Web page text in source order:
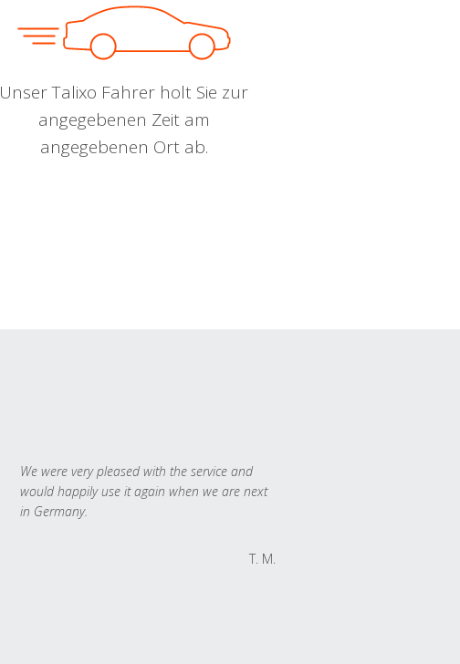
Unser Talixo Fahrer holt Sie zur
angegebenen Zeit am
angegebenen Ort ab.
We were very pleased with the service and
would happily use it again when we are next
in Germany.
T. M.